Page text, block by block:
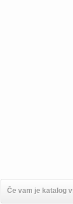
Če vam je katalog